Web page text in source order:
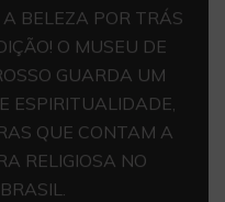
A BELEZA POR TRÁS
O MUSEU DE
GUARDA UM
ESPIRITUALIDADE,
QUE CONTAM A
RELIGIOSA NO